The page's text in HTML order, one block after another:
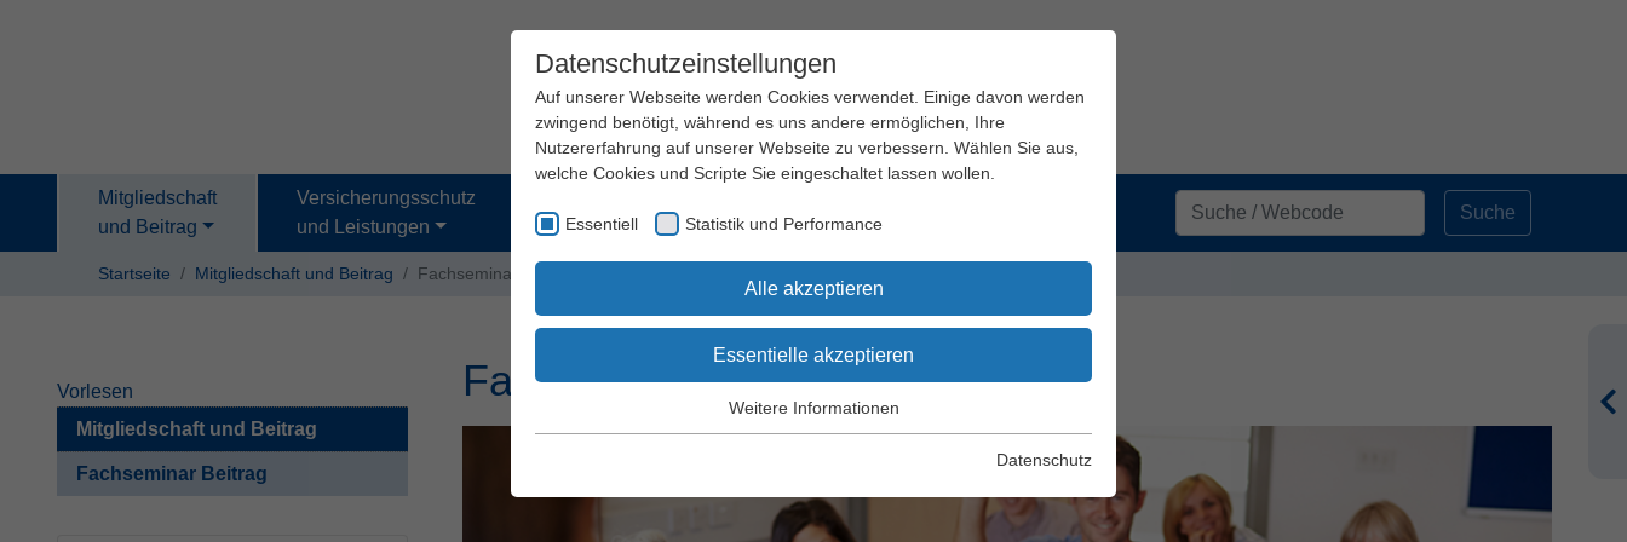
Mitgliedschaft
und Beitrag
Versicherungsschutz
und Leistungen
und Gesundheitsschutz
und Seminare
Suche
Startseite Mitgliedschaft und Beitrag Fachseminar Beitrag
Vorlesen
Mitgliedschaft und Beitrag
Fachseminar Beitrag
Fachseminar Beitrag
Datenschutzeinstellungen
Auf unserer Webseite werden Cookies verwendet. Einige davon werden
zwingend benötigt, während es uns andere ermöglichen, Ihre
Nutzererfahrung auf unserer Webseite zu verbessern. Wählen Sie aus,
welche Cookies und Scripte Sie eingeschaltet lassen wollen.
Essentiell Statistik und Performance
Alle akzeptieren
Essentielle akzeptieren
Essentielle Cookies werden für grundlegende Funktionen der
einwandfrei funktioniert.
Weitere Informationen
Datenschutz